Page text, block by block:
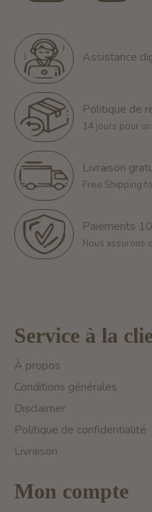
Assistance
Politique de
14 jours pour
Livraison
Free Shipping
Paiements
Nous assurons
Service à la
À propos
Conditions générales
Disclaimer
Politique de confidentialité
Livraison
Mon compte